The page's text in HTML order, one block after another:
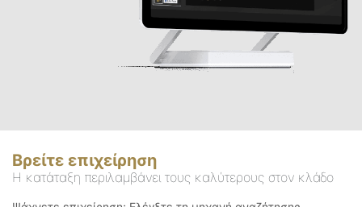
Βρείτε επιχείρηση
Η κατάταξη περιλαμβάνει τους καλύτερους στον κλάδο